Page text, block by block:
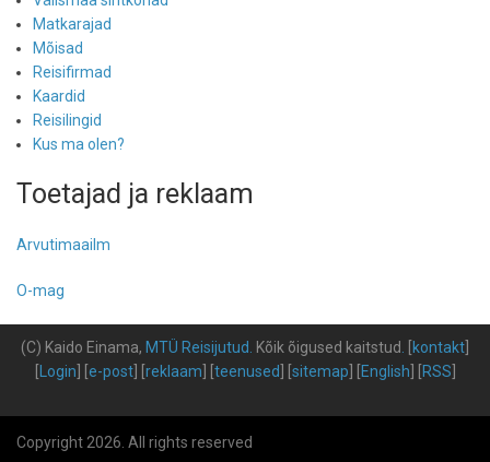
Matkarajad
Mõisad
Reisifirmad
Kaardid
Reisilingid
Kus ma olen?
Toetajad ja reklaam
Arvutimaailm
O-mag
(C) Kaido Einama, MTÜ Reisijutud Kõik õigused kaitstud kontakt
Login e-post] [ reklaam teenused sitemap English RSS
Copyright 2026. All rights reserved